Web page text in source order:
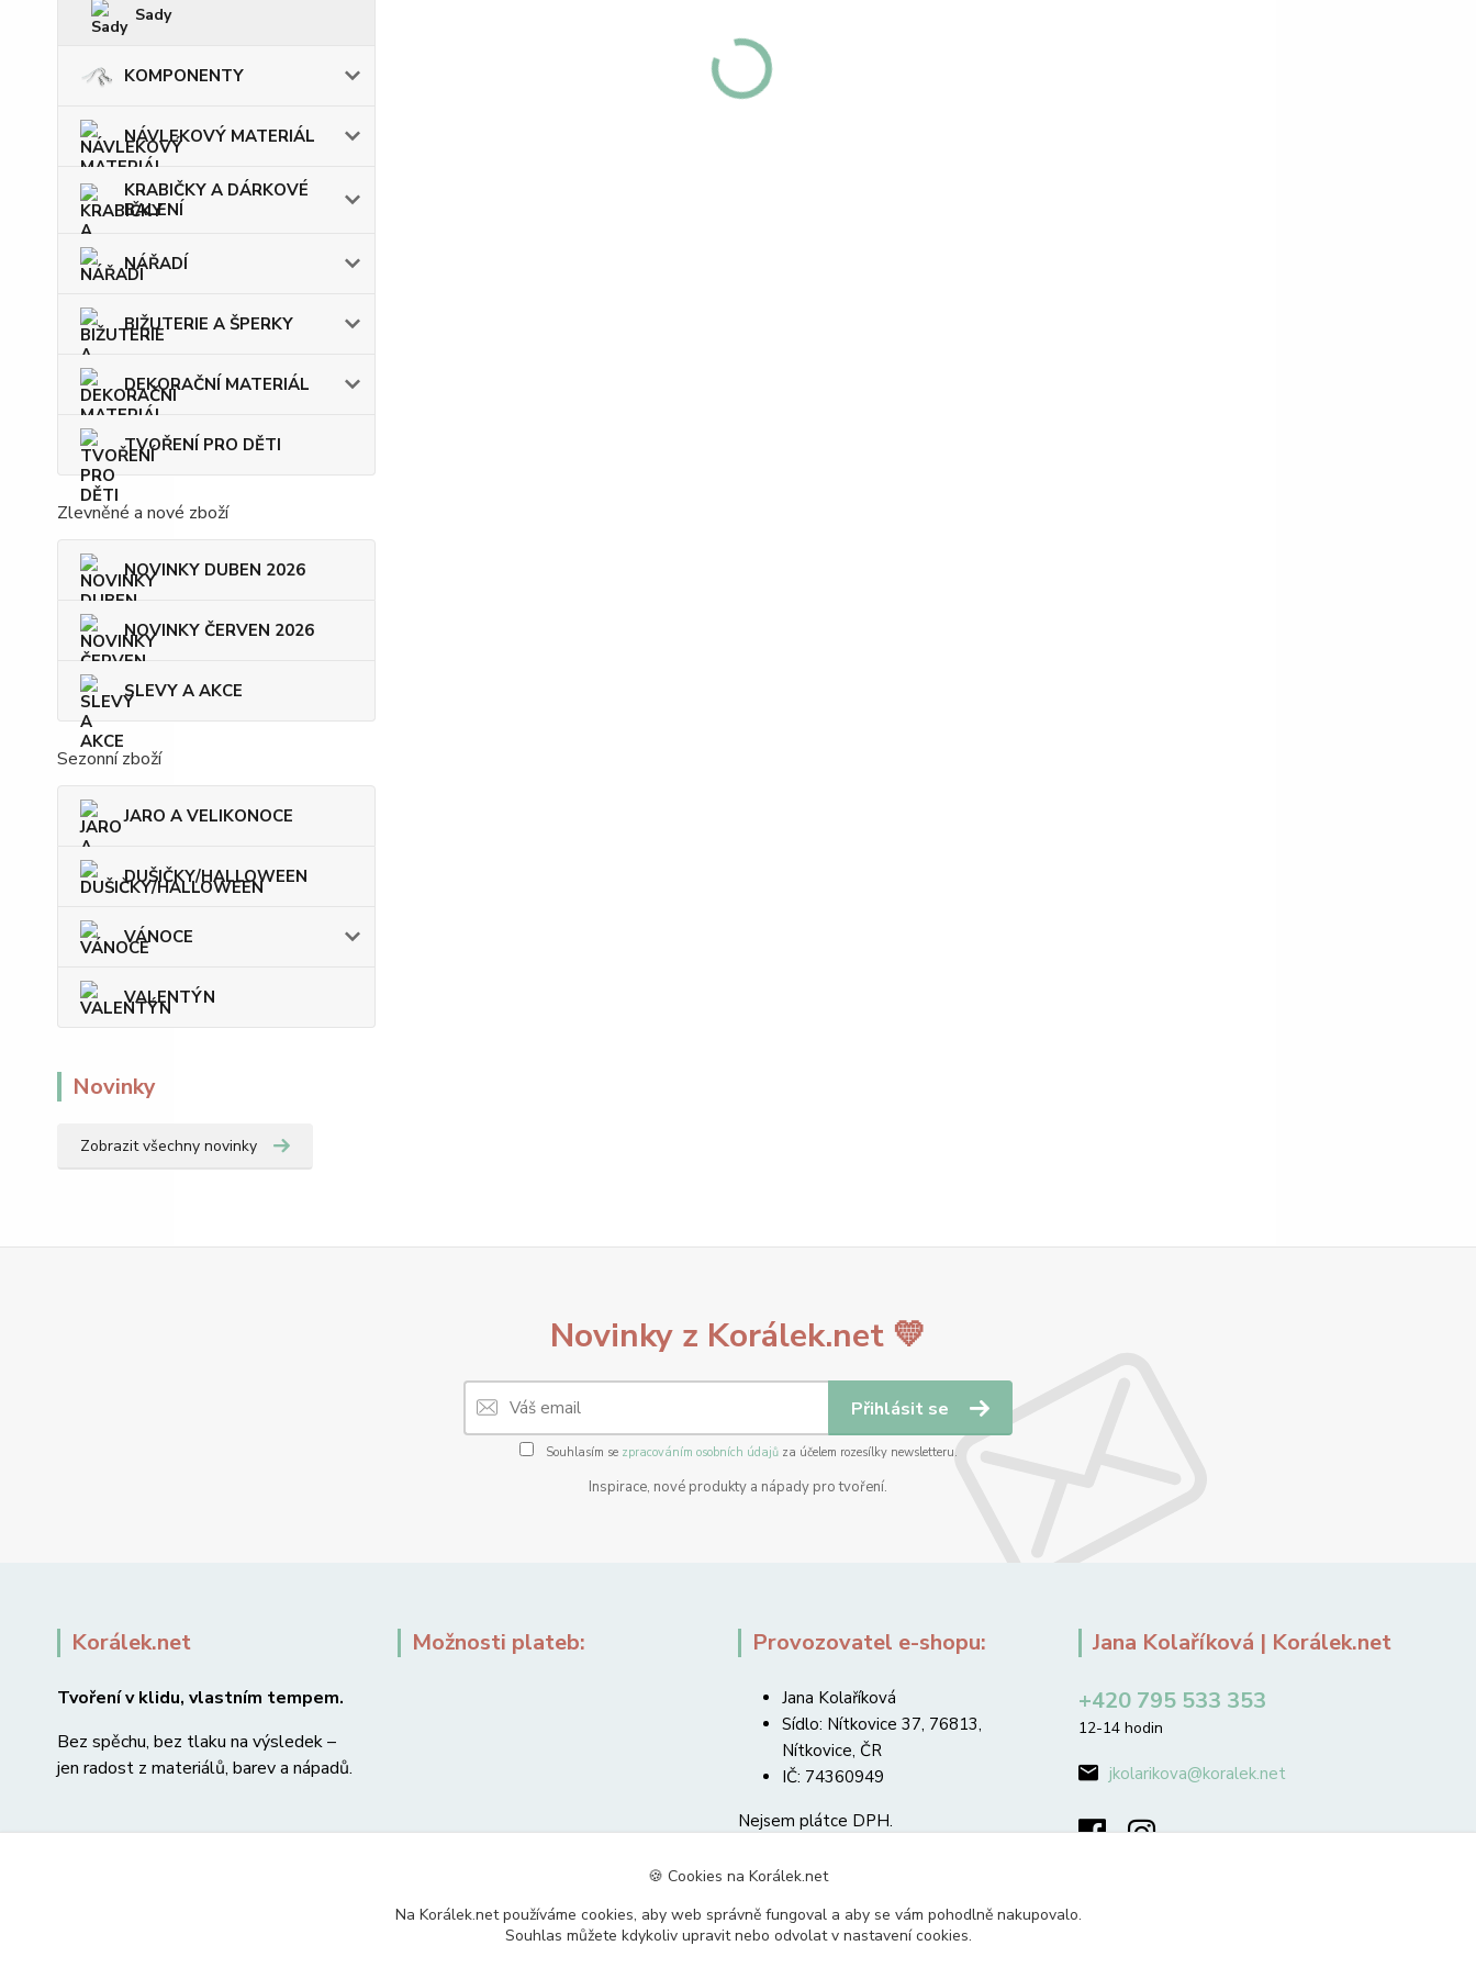
Sady
KOMPONENTY
NÁVLEKOVÝ MATERIÁL
KRABIČKY A DÁRKOVÉ
BALENÍ
NÁŘADÍ
BIŽUTERIE A ŠPERKY
DEKORAČNÍ MATERIÁL
TVOŘENÍ PRO DĚTI
Zlevněné a nové zboží
NOVINKY DUBEN 2026
NOVINKY ČERVEN 2026
SLEVY A AKCE
Sezonní zboží
JARO A VELIKONOCE
DUŠIČKY/HALLOWEEN
VÁNOCE
VALENTÝN
Novinky
Zobrazit všechny novinky
Novinky z Korálek.net 💛
Přihlásit se
Souhlasím se zpracováním osobních údajůza účelem rozesílky newsletteru.
Inspirace, nové produkty a nápady pro tvoření.
Korálek.net
Tvoření v klidu, vlastním tempem.
Bez spěchu, bez tlaku na výsledek –
jen radost z materiálů, barev a nápadů.
Možnosti plateb: Provozovatel e-shopu:
Jana Kolaříková
Sídlo: Nítkovice 37, 76813,
Nítkovice, ČR
IČ: 74360949
Nejsem plátce DPH.
Jana Kolaříková | Korálek.net
+420 795 533 353
12-14 hodin
jkolarikova@koralek.net
🍪 Cookies na Korálek.net
Na Korálek.net používáme cookies, aby web správně fungoval a aby se vám pohodlně nakupovalo.
Souhlas můžete kdykoliv upravit nebo odvolat v nastavení cookies.